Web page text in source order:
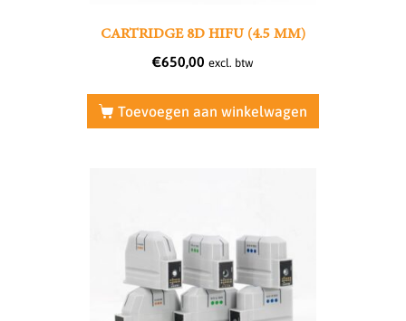
CARTRIDGE 8D HIFU (4.5 MM)
€650,00 excl. btw
Toevoegen aan winkelwagen